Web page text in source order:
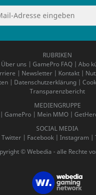
RUBRIKEN
Über uns | GamePro FAQ| Abo
| Newsletter | Kontakt |
| Datenschutzerklärung|
Transparenzbericht
MEDIENGRUPPE
| GamePro | Mein MMO |
SOCIAL MEDIA
Twitter | Facebook | Instagram |
© Webedia - alle Rechte